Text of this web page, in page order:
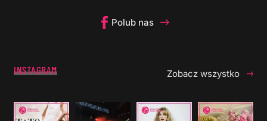
Polub nas
INSTAGRAM Zobacz wszystko